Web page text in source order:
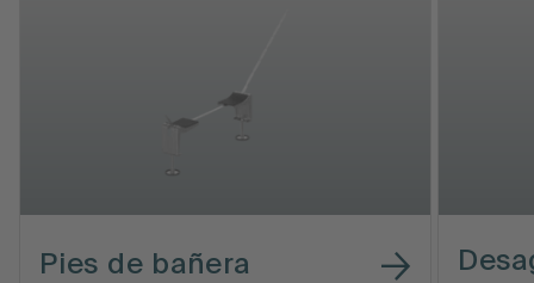
Pies de bañera